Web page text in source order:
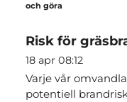
och göra
Risk för
18 apr 08:12
Varje vår
potentiell